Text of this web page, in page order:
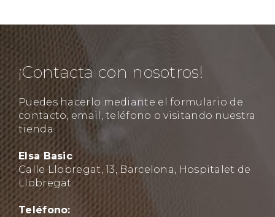
¡Contacta con nosotros!
Puedes hacerlo mediante el formulario de
contacto, email, teléfono o visitando nuestra
tienda.
Elsa Basic
Calle Llobregat, 13, Barcelona, Hospitalet de
Llobregat
Teléfono: